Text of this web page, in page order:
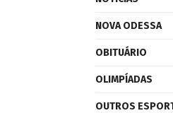
NOVA ODESSA
OBITUÁRIO
OLIMPÍADAS
OUTROS